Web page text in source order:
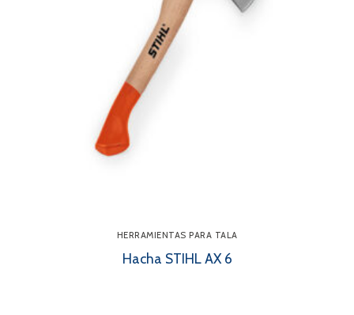
HERRAMIENTAS PARA TALA
Hacha STIHL AX 6